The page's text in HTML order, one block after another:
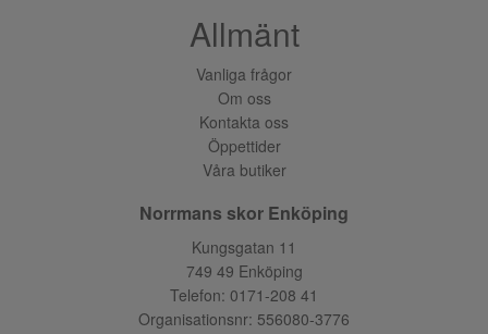
Allmänt
Vanliga frågor
Om oss
Kontakta oss
Öppettider
Våra butiker
Norrmans skor Enköping
Kungsgatan 11
749 49 Enköping
Telefon: 0171-208 41
Organisationsnr: 556080-3776